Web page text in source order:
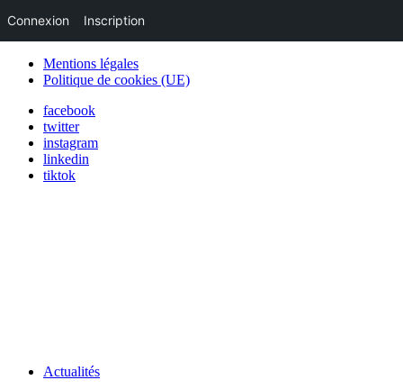
Mentions légales
Politique de cookies (UE)
facebook
twitter
instagram
linkedin
tiktok
Actualités
Connexion Inscription